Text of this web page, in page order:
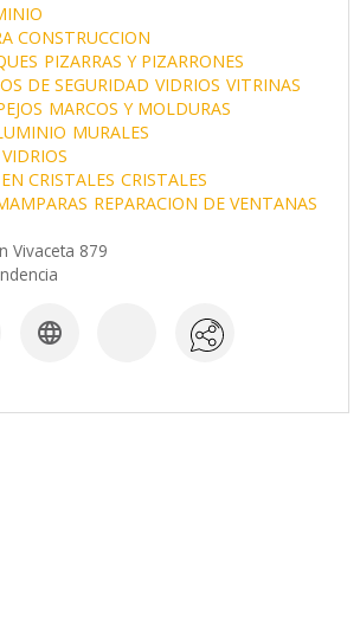
CONSTRUCCION
PIZARRAS Y PIZARRONES
DE SEGURIDAD VIDRIOS VITRINAS
MARCOS Y MOLDURAS
MURALES
CRISTALES CRISTALES
REPARACION DE VENTANAS
Vivaceta 879
